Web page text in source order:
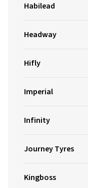
Habilead
Headway
Hifly
Imperial
Infinity
Journey Tyres
Kingboss